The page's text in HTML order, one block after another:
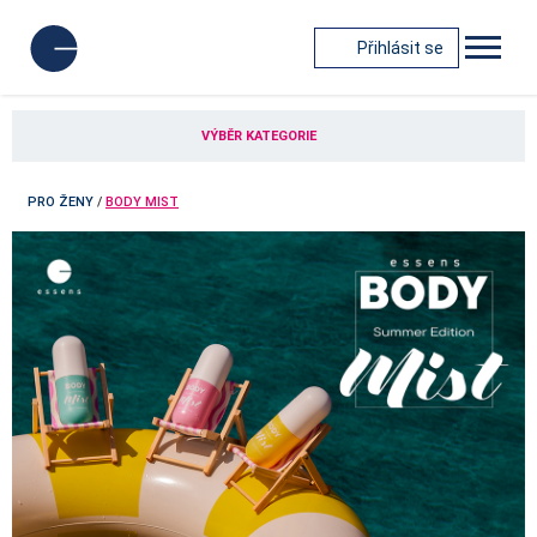
Přihlásit se
VÝBĚR KATEGORIE
PRO ŽENY / BODY MIST